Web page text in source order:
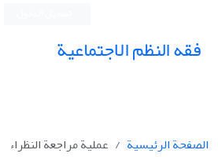
فقه النظم الاجتماعیة
الصفحة الرئيسية عملية مراجعة النظراء